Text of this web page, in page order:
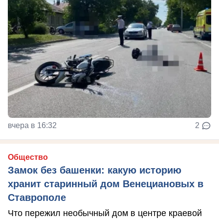
вчера в 16:32 2
Общество
Замок без башенки: какую историю
хранит старинный дом Венециановых в
Ставрополе
Что пережил необычный дом в центре краевой